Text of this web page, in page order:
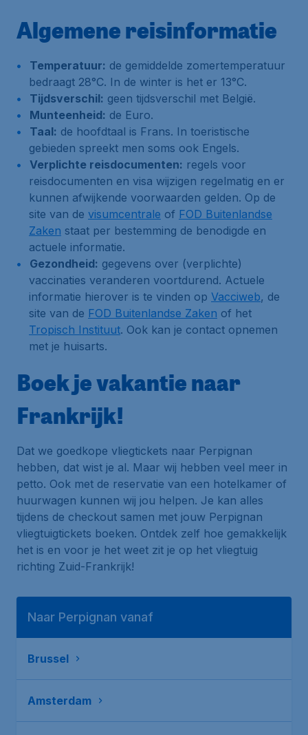
Algemene reisinformatie
Temperatuur: de gemiddelde zomertemperatuur
bedraagt 28°C. In de winter is het er 13°C.
Tijdsverschil: geen tijdsverschil met België.
Munteenheid: de Euro.
Taal: de hoofdtaal is Frans. In toeristische
gebieden spreekt men soms ook Engels.
Verplichte reisdocumenten: regels voor
reisdocumenten en visa wijzigen regelmatig en er
kunnen afwijkende voorwaarden gelden. Op de
site van de visumcentrale of FOD Buitenlandse
Zaken staat per bestemming de benodigde en
actuele informatie.
Gezondheid: gegevens over (verplichte)
vaccinaties veranderen voortdurend. Actuele
informatie hierover is te vinden op Vacciweb, de
site van de FOD Buitenlandse Zaken of het
Tropisch Instituut. Ook kan je contact opnemen
met je huisarts.
Boek je vakantie naar
Frankrijk!
Dat we goedkope vliegtickets naar Perpignan
hebben, dat wist je al. Maar wij hebben veel meer in
petto. Ook met de reservatie van een hotelkamer of
huurwagen kunnen wij jou helpen. Je kan alles
tijdens de checkout samen met jouw Perpignan
vliegtuigtickets boeken. Ontdek zelf hoe gemakkelijk
het is en voor je het weet zit je op het vliegtuig
richting Zuid-Frankrijk!
Naar Perpignan vanaf
Brussel
Amsterdam